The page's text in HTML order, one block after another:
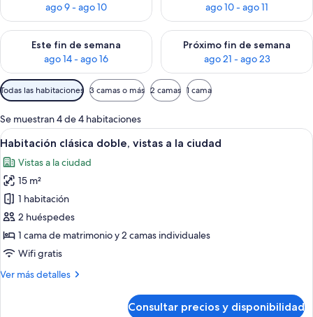
ago 9 - ago 10
ago 10 - ago 11
Este fin de semana
ago 14 - ago 16
Consulta la disponibilidad para este fin de semana, ago 14 -
Próximo fin de semana
ago 21 - ago 23
Consulta la disponibilidad
Filtros
disponibles
para
las
habitaciones
Todas las habitaciones 3 camas o más 2 camas 1 cama
Se muestran 4 de 4 habitaciones
Abrir
todas
las
fotos
de
Habitación
clásica
doble,
a
Habitación de hotel con cabecera
5
Habitación clásica doble, vistas a la ciudad
Vistas a la ciudad
15 m²
1 habitación
2 huéspedes
1 cama de matrimonio y 2 camas individuales
Wifi gratis
Ver más detalles
Más
Consultar precios y disponibilidad